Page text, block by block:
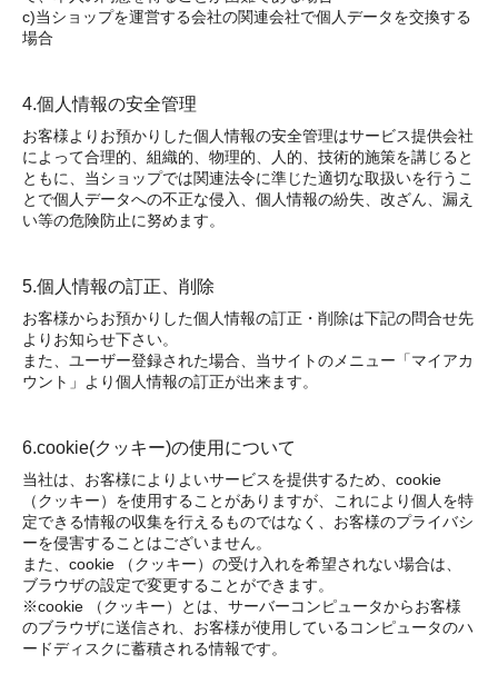
c)当ショップを運営する会社の関連会社で個人データを交換する
場合
4.個人情報の安全管理
お客様よりお預かりした個人情報の安全管理はサービス提供会社
によって合理的、組織的、物理的、人的、技術的施策を講じると
ともに、当ショップでは関連法令に準じた適切な取扱いを行うこ
とで個人データへの不正な侵入、個人情報の紛失、改ざん、漏え
い等の危険防止に努めます。
5.個人情報の訂正、削除
お客様からお預かりした個人情報の訂正・削除は下記の問合せ先
よりお知らせ下さい。
また、ユーザー登録された場合、当サイトのメニュー「マイアカ
ウント」より個人情報の訂正が出来ます。
6.cookie(クッキー)の使用について
当社は、お客様によりよいサービスを提供するため、cookie
（クッキー）を使用することがありますが、これにより個人を特
定できる情報の収集を行えるものではなく、お客様のプライバシ
ーを侵害することはございません。
また、cookie （クッキー）の受け入れを希望されない場合は、
ブラウザの設定で変更することができます。
※cookie （クッキー）とは、サーバーコンピュータからお客様
のブラウザに送信され、お客様が使用しているコンピュータのハ
ードディスクに蓄積される情報です。